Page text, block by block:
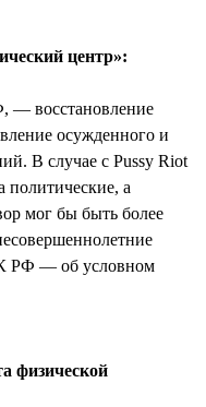
центр»:
— восстановление
осужденного и
В случае с Pussy Riot
политические, а
мог бы быть более
РФ — об условном
физической